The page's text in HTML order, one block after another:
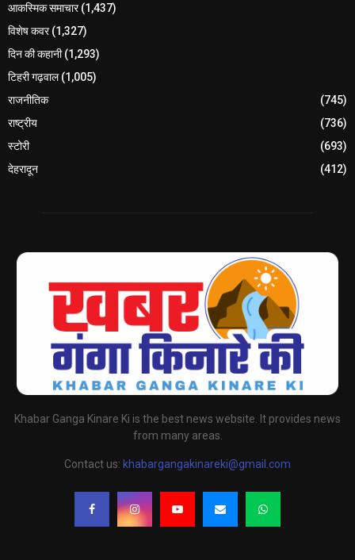
आकस्मिक समाचार(1,437)
विशेष कवर(1,327)
दिन की कहानी(1,293)
टिहरी गढ़वाल(1,005)
राजनीतिक
(745)
राष्ट्रीय
(736)
स्टोरी
(693)
देहरादून
(412)
Khabar Ganga Kinare Ki is the best news website. It provides news
from many areas.
Contact us: khabargangakinareki@gmail.com